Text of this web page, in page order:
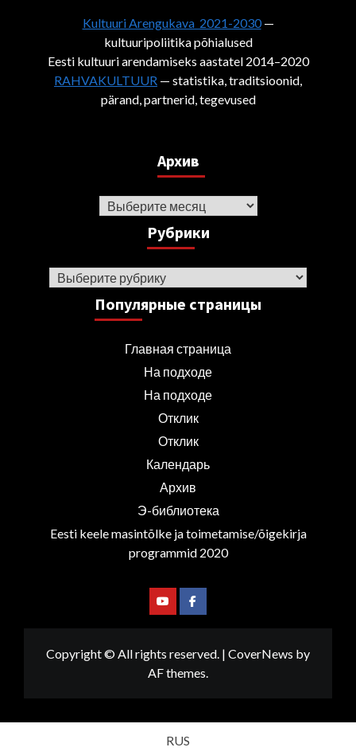
Kultuuri Arengukava 2021-2030—
kultuuripoliitika põhialused
Eesti kultuuri arendamiseks aastatel 2014–2020
RAHVAKULTUUR — statistika, traditsioonid,
pärand, partnerid, tegevused
Архив
Архив
Рубрики
Рубрики
Популярные страницы
Главная страница
На подходе
На подходе
Отклик
Отклик
Календарь
Архив
Э-библиотека
Eesti keele masintõlke ja toimetamise/õigekirja
programmid 2020
YoutubeFacebook
Copyright © All rights reserved. | CoverNews by
AF themes.
RUS